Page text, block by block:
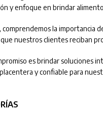
y enfoque en brindar
comprendemos la importancia
nuestros clientes reciban
es brindar soluciones
y confiable para